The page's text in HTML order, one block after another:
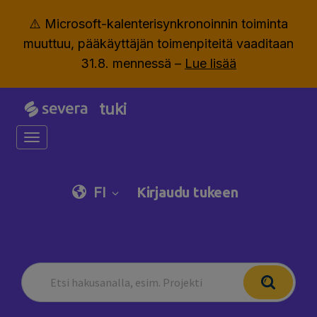
⚠️ Microsoft-kalenterisynkronoinnin toiminta
muuttuu, pääkäyttäjän toimenpiteitä vaaditaan
31.8. mennessä – Lue lisää
tuki
Toggle navigation
FI Kirjaudu tukeen